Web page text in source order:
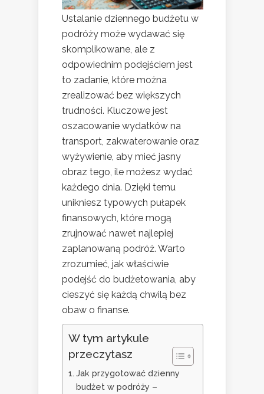
Ustalanie dziennego budżetu w
podróży może wydawać się
skomplikowane, ale z
odpowiednim podejściem jest
to zadanie, które można
zrealizować bez większych
trudności. Kluczowe jest
oszacowanie wydatków na
transport, zakwaterowanie oraz
wyżywienie, aby mieć jasny
obraz tego, ile możesz wydać
każdego dnia. Dzięki temu
unikniesz typowych pułapek
finansowych, które mogą
zrujnować nawet najlepiej
zaplanowaną podróż. Warto
zrozumieć, jak właściwie
podejść do budżetowania, aby
cieszyć się każdą chwilą bez
obaw o finanse.
W tym artykule
przeczytasz
Jak przygotować dzienny
budżet w podróży –